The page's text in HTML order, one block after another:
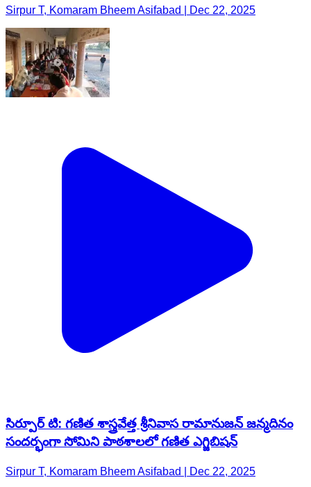
Sirpur T, Komaram Bheem Asifabad | Dec 22, 2025
సిర్పూర్ టి: గణిత శాస్త్రవేత్త శ్రీనివాస రామానుజన్ జన్మదినం
సందర్భంగా సోమిని పాఠశాలలో గణిత ఎగ్జిబిషన్
Sirpur T, Komaram Bheem Asifabad | Dec 22, 2025